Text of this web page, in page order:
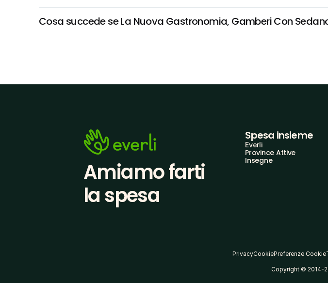
Cosa succede se La Nuova Gastronomia, Gamberi Con
Amiamo farti
la spesa
Spesa insieme
Everli
Province Attive
Insegne
PrivacyCookiePreferenze Cookie
Copyright © 2014-